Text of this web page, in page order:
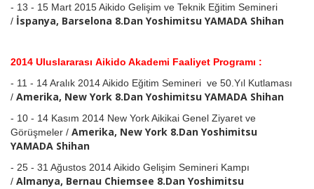
- 13 - 15 Mart 2015 Aikido Gelişim ve Teknik Eğitim Semineri
/ İspanya, Barselona 8.Dan Yoshimitsu YAMADA Shihan
2014 Uluslararası Aikido Akademi Faaliyet Programı :
- 11 - 14 Aralık 2014 Aikido Eğitim Semineri ve 50.Yıl Kutlaması
/ Amerika, New York 8.Dan Yoshimitsu YAMADA Shihan
- 10 - 14 Kasım 2014 New York Aikikai Genel Ziyaret ve
Görüşmeler / Amerika, New York 8.Dan Yoshimitsu
YAMADA Shihan
- 25 - 31 Ağustos 2014 Aikido Gelişim Semineri Kampı
/ Almanya, Bernau Chiemsee 8.Dan Yoshimitsu